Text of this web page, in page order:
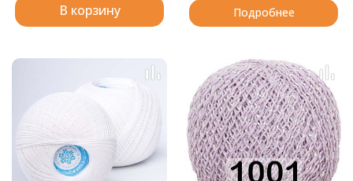
В корзину Подробнее